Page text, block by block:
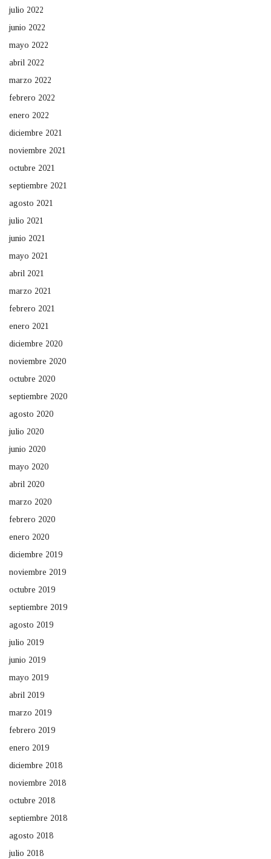
julio 2022
junio 2022
mayo 2022
abril 2022
marzo 2022
febrero 2022
enero 2022
diciembre 2021
noviembre 2021
octubre 2021
septiembre 2021
agosto 2021
julio 2021
junio 2021
mayo 2021
abril 2021
marzo 2021
febrero 2021
enero 2021
diciembre 2020
noviembre 2020
octubre 2020
septiembre 2020
agosto 2020
julio 2020
junio 2020
mayo 2020
abril 2020
marzo 2020
febrero 2020
enero 2020
diciembre 2019
noviembre 2019
octubre 2019
septiembre 2019
agosto 2019
julio 2019
junio 2019
mayo 2019
abril 2019
marzo 2019
febrero 2019
enero 2019
diciembre 2018
noviembre 2018
octubre 2018
septiembre 2018
agosto 2018
julio 2018